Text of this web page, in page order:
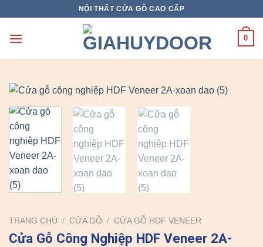
content
NỘI THẤT CỬA GỖ CAO CẤP
0
TRANG CHỦ / CỬA GỖ / CỬA GỖ HDF VENEER
Cửa Gỗ Công Nghiệp HDF Veneer 2A-